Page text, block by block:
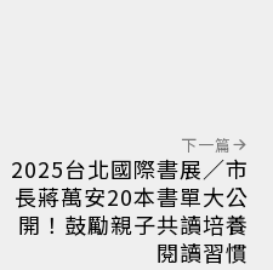
下一篇
2025台北國際書展／市
長蔣萬安20本書單大公
開！鼓勵親子共讀培養
閱讀習慣